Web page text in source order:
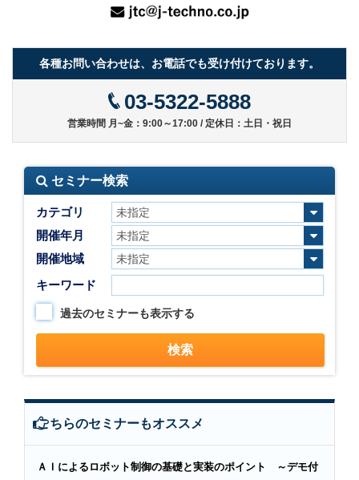
各種お問い合わせは、お電話でも受け付けております。
03-5322-5888
営業時間 月~金：9:00～17:00 / 定休日：土日・祝日
セミナー検索
カテゴリ
開催年月
開催地域
キーワード
過去のセミナーも表示する
こちらのセミナーもオススメ
ＡＩによるロボット制御の基礎と実装のポイント ～デモ付